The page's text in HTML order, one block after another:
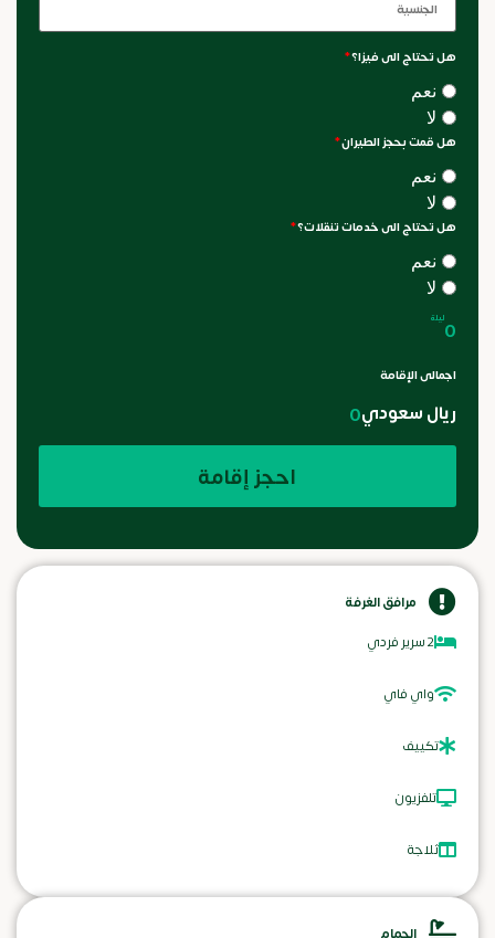
مرافق الغرفة
2 سرير فردي
واي فاي
تكييف
تلفزيون
ثلاجة
هل تحتاج الى فيزا؟*
نعم
لا
هل قمت بحجز الطيران*
نعم
لا
هل تحتاج الى خدمات تنقلات؟*
نعم
لا
0ليلة
اجمالى الإقامة
ريال سعودي0
احجز إقامة